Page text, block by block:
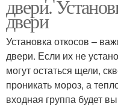
двери.
двери
Установка откосов –
двери. Если их не
могут остаться щели,
проникать мороз, а
входная группа будет